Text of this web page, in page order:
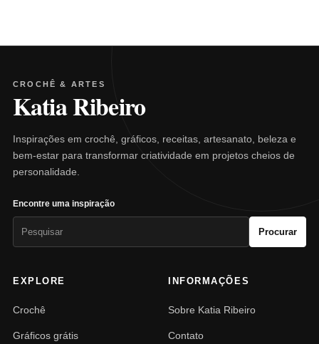
CROCHÊ & ARTES
Katia Ribeiro
Inspirações em crochê, gráficos, receitas, artesanato, beleza e
bem-estar para transformar criatividade em projetos cheios de
personalidade.
Encontre uma inspiração
Procurar
EXPLORE
Crochê
Gráficos grátis
INFORMAÇÕES
Sobre Katia Ribeiro
Contato